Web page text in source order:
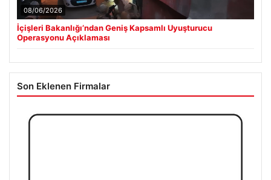
08/06/2026
İçişleri Bakanlığı’ndan Geniş Kapsamlı Uyuşturucu
Operasyonu Açıklaması
Son Eklenen Firmalar